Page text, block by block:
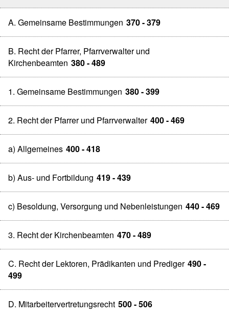
A. Gemeinsame Bestimmungen 370 - 379
B. Recht der Pfarrer, Pfarrverwalter und
Kirchenbeamten 380 - 489
1. Gemeinsame Bestimmungen 380 - 399
2. Recht der Pfarrer und Pfarrverwalter 400 - 469
a) Allgemeines 400 - 418
b) Aus- und Fortbildung 419 - 439
c) Besoldung, Versorgung und Nebenleistungen 440 - 469
3. Recht der Kirchenbeamten 470 - 489
C. Recht der Lektoren, Prädikanten und Prediger 490 -
499
D. Mitarbeitervertretungsrecht 500 - 506